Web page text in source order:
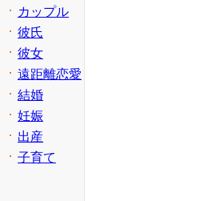
カップル
彼氏
彼女
遠距離恋愛
結婚
妊娠
出産
子育て